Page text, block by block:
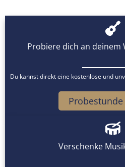
Probiere dich an
Du kannst direkt eine kostenlose und
Verschenke